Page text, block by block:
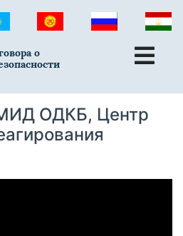
о
ОДКБ, Центр